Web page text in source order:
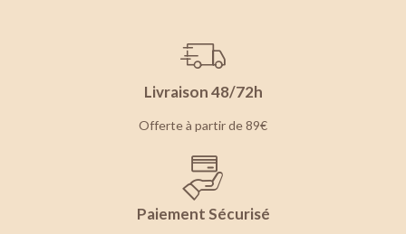
Livraison 48/72h
Offerte à partir de 89€
Paiement Sécurisé